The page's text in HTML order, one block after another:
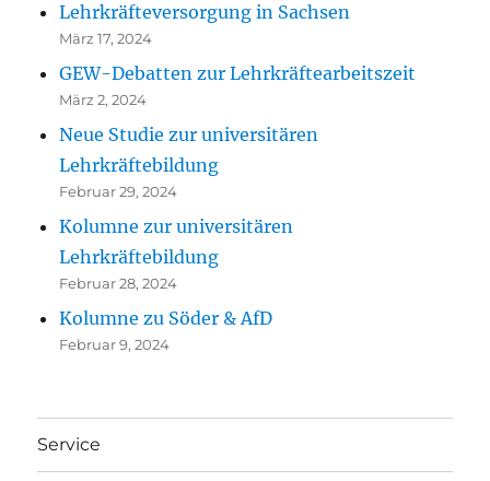
Lehrkräfteversorgung in Sachsen
März 17, 2024
GEW-Debatten zur Lehrkräftearbeitszeit
März 2, 2024
Neue Studie zur universitären
Lehrkräftebildung
Februar 29, 2024
Kolumne zur universitären
Lehrkräftebildung
Februar 28, 2024
Kolumne zu Söder & AfD
Februar 9, 2024
Service